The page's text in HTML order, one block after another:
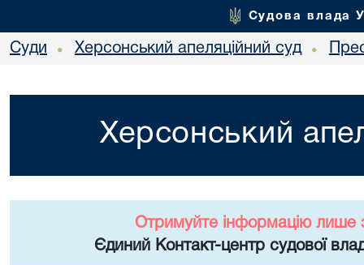
Судова влада
Суди • Херсонський апеляційний суд •
Херсонський
Отримуйте інформацію лише
Єдиний Контакт-центр судової